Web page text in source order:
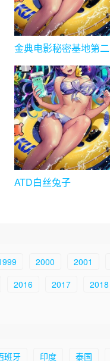
金典电影秘密基地第二
ATD白丝兔子
2000 2001
2016 2017 2018
班牙 印度 泰国